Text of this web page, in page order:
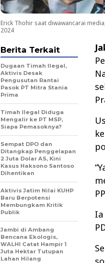
Erick Thohir saat diwawancarai
2024
Berita Terkait
Dugaan Timah Ilegal,
Aktivis Desak
Pengusutan Rantai
Pasok PT Mitra Stania
Prima
Timah Ilegal Diduga
Mengalir ke PT MSP,
Siapa Pemasoknya?
Sempat DPO dan
Ditangkap Penggelapan
2 Juta Dolar AS, Kini
Kasus Haksono Santoso
Dihentikan
Aktivis Jatim Nilai KUHP
Baru Berpotensi
Membungkam Kritik
Publik
Jambi di Ambang
Bencana Ekologis,
WALHI Catat Hampir 1
Juta Hektar Tutupan
Lahan Hilang